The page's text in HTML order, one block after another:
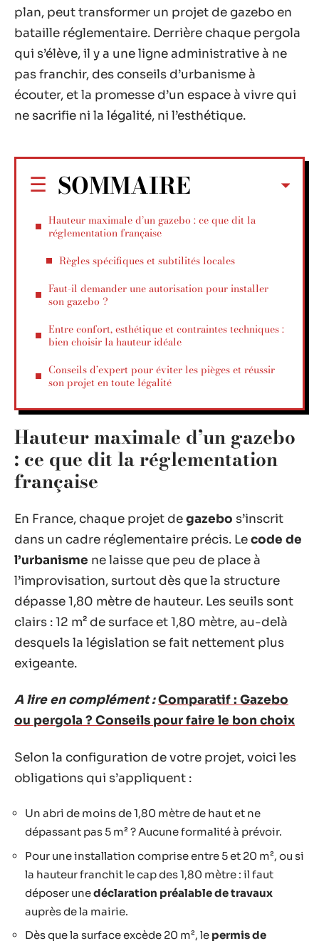
plan, peut transformer un projet de gazebo en
bataille réglementaire. Derrière chaque pergola
qui s’élève, il y a une ligne administrative à ne
pas franchir, des conseils d’urbanisme à
écouter, et la promesse d’un espace à vivre qui
ne sacrifie ni la légalité, ni l’esthétique.
SOMMAIRE
Hauteur maximale d’un gazebo : ce que dit la
réglementation française
Règles spécifiques et subtilités locales
Faut-il demander une autorisation pour installer
son gazebo ?
Entre confort, esthétique et contraintes techniques :
bien choisir la hauteur idéale
Conseils d’expert pour éviter les pièges et réussir
son projet en toute légalité
Hauteur maximale d’un gazebo
: ce que dit la réglementation
française
En France, chaque projet degazebo s’inscrit
dans un cadre réglementaire précis. Lecode de
l’urbanisme ne laisse que peu de place à
l’improvisation, surtout dès que la structure
dépasse 1,80 mètre de hauteur. Les seuils sont
clairs : 12 m² de surface et 1,80 mètre, au-delà
desquels la législation se fait nettement plus
exigeante.
A lire en complément :Comparatif : Gazebo
ou pergola ? Conseils pour faire le bon choix
Selon la configuration de votre projet, voici les
obligations qui s’appliquent :
Un abri de moins de 1,80 mètre de haut et ne
dépassant pas 5 m² ? Aucune formalité à prévoir.
Pour une installation comprise entre 5 et 20 m², ou si
la hauteur franchit le cap des 1,80 mètre : il faut
déposer unedéclaration préalable de travaux
auprès de la mairie.
Dès que la surface excède 20 m², le permis de